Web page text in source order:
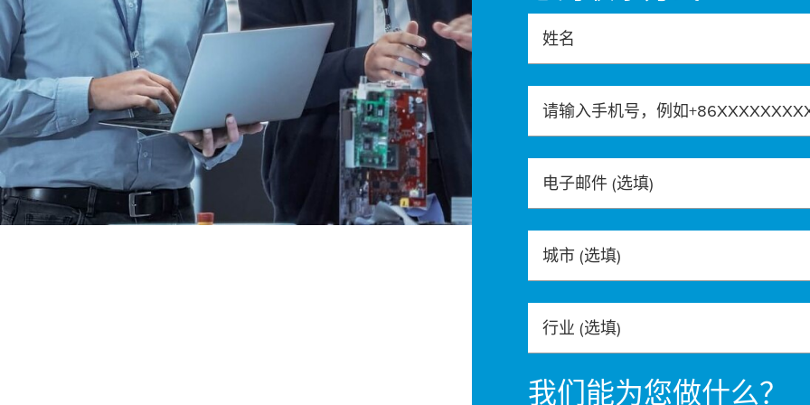
姓名
请输入手机号，例如
电子邮件 (选填)
城市 (选填)
行业 (选填)
我们能为您做什么？